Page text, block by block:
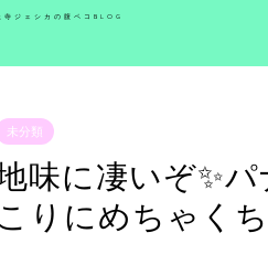
寺ジェシカの腹ペコBLOG
未分類
味に凄いぞ✨
こりにめちゃくち